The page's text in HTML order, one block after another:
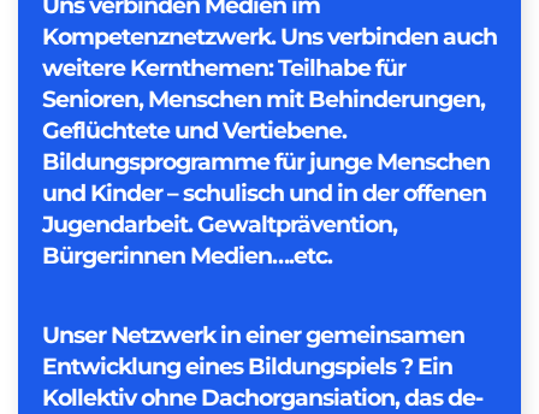
Uns verbinden Medien im
Kompetenznetzwerk. Uns verbinden auch
weitere Kernthemen: Teilhabe für
Senioren, Menschen mit Behinderungen,
Geflüchtete und Vertiebene.
Bildungsprogramme für junge Menschen
und Kinder – schulisch und in der offenen
Jugendarbeit. Gewaltprävention,
Bürger:innen Medien….etc.
Unser Netzwerk in einer gemeinsamen
Entwicklung eines Bildungspiels ? Ein
Kollektiv ohne Dachorgansiation, das de-